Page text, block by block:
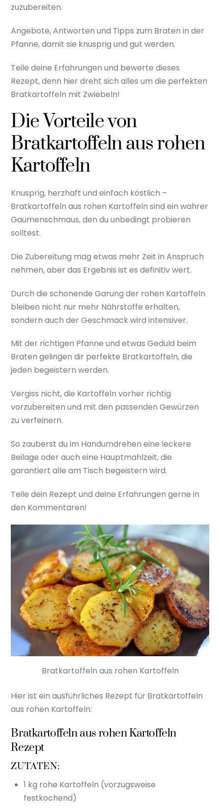
zuzubereiten.
Angebote, Antworten und Tipps zum Braten in der
Pfanne, damit sie knusprig und gut werden.
Teile deine Erfahrungen und bewerte dieses
Rezept, denn hier dreht sich alles um die perfekten
Bratkartoffeln mit Zwiebeln!
Die Vorteile von
Bratkartoffeln aus rohen
Kartoffeln
Knusprig, herzhaft und einfach köstlich –
Bratkartoffeln aus rohen Kartoffeln sind ein wahrer
Gaumenschmaus, den du unbedingt probieren
solltest.
Die Zubereitung mag etwas mehr Zeit in Anspruch
nehmen, aber das Ergebnis ist es definitiv wert.
Durch die schonende Garung der rohen Kartoffeln
bleiben nicht nur mehr Nährstoffe erhalten,
sondern auch der Geschmack wird intensiver.
Mit der richtigen Pfanne und etwas Geduld beim
Braten gelingen dir perfekte Bratkartoffeln, die
jeden begeistern werden.
Vergiss nicht, die Kartoffeln vorher richtig
vorzubereiten und mit den passenden Gewürzen
zu verfeinern.
So zauberst du im Handumdrehen eine leckere
Beilage oder auch eine Hauptmahlzeit, die
garantiert alle am Tisch begeistern wird.
Teile dein Rezept und deine Erfahrungen gerne in
den Kommentaren!
Bratkartoffeln aus rohen Kartoffeln
Hier ist ein ausführliches Rezept für Bratkartoffeln
aus rohen Kartoffeln:
Bratkartoffeln aus rohen Kartoffeln
Rezept
ZUTATEN:
1 kg rohe Kartoffeln (vorzugsweise
festkochend)